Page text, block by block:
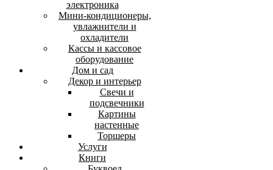
электроника
Мини-кондиционеры,
увлажнители и
охладители
Кассы и кассовое
оборудование
Дом и сад
Декор и интерьер
Свечи и
подсвечники
Картины
настенные
Торшеры
Услуги
Книги